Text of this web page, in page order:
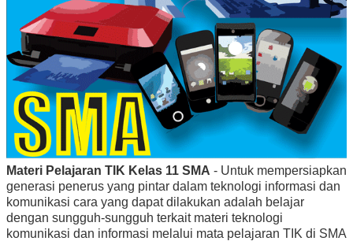
Materi Pelajaran TIK Kelas 11 SMA - Untuk mempersiapkan
generasi penerus yang pintar dalam teknologi informasi dan
komunikasi cara yang dapat dilakukan adalah belajar
dengan sungguh-sungguh terkait materi teknologi
komunikasi dan informasi melalui mata pelajaran TIK di SMA